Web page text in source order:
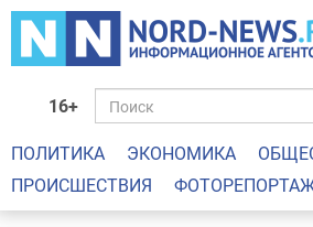
16+
ПОЛИТИКА ЭКОНОМИКА
ПРОИСШЕСТВИЯ